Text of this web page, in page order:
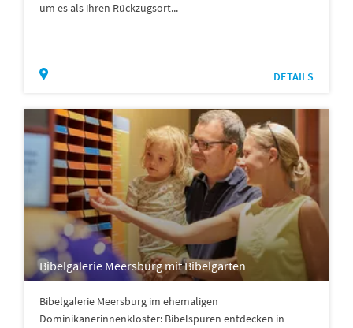
um es als ihren Rückzugsort...
DETAILS
Bibelgalerie Meersburg mit Bibelgarten
Bibelgalerie Meersburg im ehemaligen
Dominikanerinnenkloster: Bibelspuren entdecken in